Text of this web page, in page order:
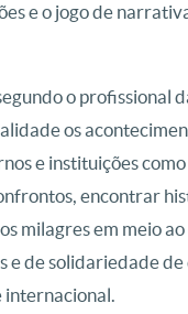
e o jogo de
o profissional
os
e instituições
encontrar
milagres em meio ao
e de solidariedade
internacional.